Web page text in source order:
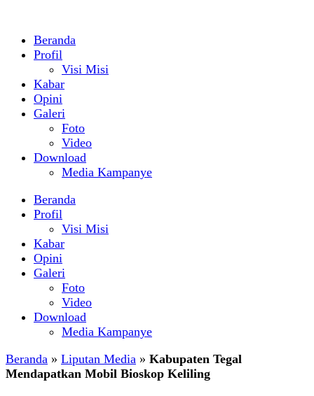
Beranda
Profil
Visi Misi
Kabar
Opini
Galeri
Foto
Video
Download
Media Kampanye
Beranda
Profil
Visi Misi
Kabar
Opini
Galeri
Foto
Video
Download
Media Kampanye
Beranda » Liputan Media » Kabupaten Tegal
Mendapatkan Mobil Bioskop Keliling